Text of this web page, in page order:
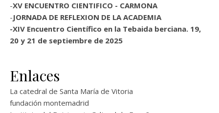
-XV ENCUENTRO CIENTIFICO - CARMONA
-JORNADA DE REFLEXION DE LA ACADEMIA
-XIV Encuentro Científico en la Tebaida berciana. 19,
20 y 21 de septiembre de 2025
Enlaces
La catedral de Santa María de Vitoria
fundación montemadrid